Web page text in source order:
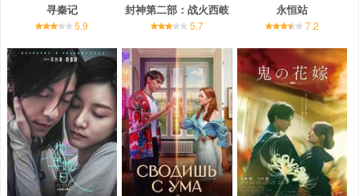
寻秦记
5.9
封神第二部：战火西岐
5.7
永恒站
7.2